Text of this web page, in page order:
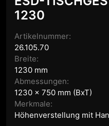
1230
Artikelnummer:
26.105.70
Breite:
1230 mm
Abmessungen:
1230 x 750 mm (BxT)
Merkmale:
Höhenverstellung mit